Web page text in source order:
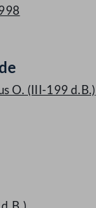
O. (III-199 d.B.)